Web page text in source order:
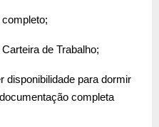
de Trabalho;
disponibilidade para dormir
completa